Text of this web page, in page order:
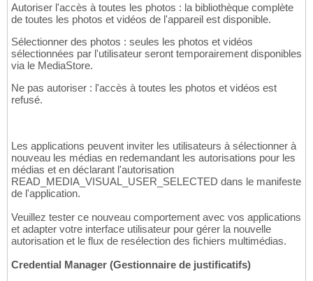
Autoriser l'accès à toutes les photos : la bibliothèque complète
de toutes les photos et vidéos de l'appareil est disponible.
Sélectionner des photos : seules les photos et vidéos
sélectionnées par l'utilisateur seront temporairement disponibles
via le MediaStore.
Ne pas autoriser : l'accès à toutes les photos et vidéos est
refusé.
Les applications peuvent inviter les utilisateurs à sélectionner à
nouveau les médias en redemandant les autorisations pour les
médias et en déclarant l'autorisation
READ_MEDIA_VISUAL_USER_SELECTED dans le manifeste
de l'application.
Veuillez tester ce nouveau comportement avec vos applications
et adapter votre interface utilisateur pour gérer la nouvelle
autorisation et le flux de resélection des fichiers multimédias.
Credential Manager (Gestionnaire de justificatifs)